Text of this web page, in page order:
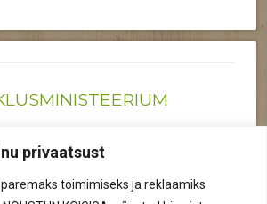
privaatsust
toimimiseks ja reklaamiks
Reg nr: 12041719
Privaatsuspoliitika